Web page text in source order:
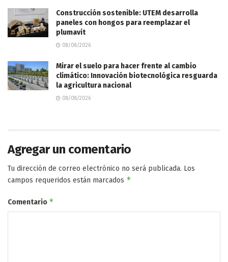
Construcción sostenible: UTEM desarrolla
paneles con hongos para reemplazar el
plumavit
08/08/2026
Mirar el suelo para hacer frente al cambio
climático: Innovación biotecnológica resguarda
la agricultura nacional
08/08/2026
Agregar un comentario
Tu dirección de correo electrónico no será publicada. Los
campos requeridos están marcados *
Comentario *